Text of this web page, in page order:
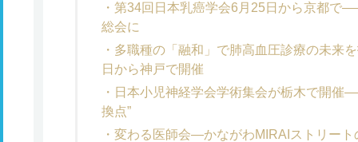
第34回日本乳癌学会6月25日から京都で
総会に
多職種の「融和」で肺高血圧診療の未
日から神戸で開催
日本小児神経学会学術集会が栃木で開催
換点”
変わる医師会―かながわMIRAIストリー